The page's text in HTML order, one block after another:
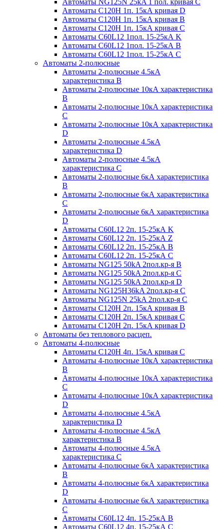
Автоматы С120H 1п. 15кА кривая D
Автоматы С120H 1п. 15кА кривая В
Автоматы С120H 1п. 15кА кривая С
Автоматы С60L12 1пол. 15-25кА K
Автоматы С60L12 1пол. 15-25кА В
Автоматы С60L12 1пол. 15-25кА С
Автоматы 2-полюсные
Автоматы 2-полюсные 4.5кА
характеристика В
Автоматы 2-полюсные 10кА характеристика
B
Автоматы 2-полюсные 10кА характеристика
C
Автоматы 2-полюсные 10кА характеристика
D
Автоматы 2-полюсные 4.5кА
характеристика D
Автоматы 2-полюсные 4.5кА
характеристика С
Автоматы 2-полюсные 6кА характеристика
B
Автоматы 2-полюсные 6кА характеристика
C
Автоматы 2-полюсные 6кА характеристика
D
Автоматы C60L12 2п. 15-25кА K
Автоматы C60L12 2п. 15-25кА Z
Автоматы C60L12 2п. 15-25кА B
Автоматы C60L12 2п. 15-25кА C
Автоматы NG125 50kA 2пол.кр-я B
Автоматы NG125 50kA 2пол.кр-я C
Автоматы NG125 50kA 2пол.кр-я D
Автоматы NG125H36kA 2пол.кр-я C
Автоматы NG125N 25kA 2пол.кр-я C
Автоматы С120H 2п. 15кА кривая B
Автоматы С120H 2п. 15кА кривая C
Автоматы С120H 2п. 15кА кривая D
Автоматы без теплового расцеп.
Автоматы 4-полюсные
Автоматы С120H 4п. 15кА кривая C
Автоматы 4-полюсные 10кА характеристика
B
Автоматы 4-полюсные 10кА характеристика
C
Автоматы 4-полюсные 10кА характеристика
D
Автоматы 4-полюсные 4.5кА
характеристика D
Автоматы 4-полюсные 4.5кА
характеристика В
Автоматы 4-полюсные 4.5кА
характеристика С
Автоматы 4-полюсные 6кА характеристика
B
Автоматы 4-полюсные 6кА характеристика
D
Автоматы 4-полюсные 6кА характеристика
С
Автоматы C60L12 4п. 15-25кА B
Автоматы C60L12 4п. 15-25кА C